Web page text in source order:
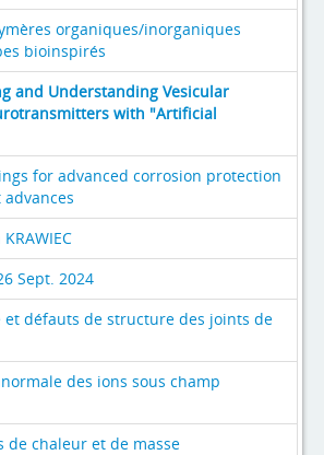
organiques/inorganiques
bioinspirés
and Understanding Vesicular
with "Artificial
for advanced corrosion protection
Sept. 2024
et défauts de structure des joints de
des ions sous champ
de chaleur et de masse